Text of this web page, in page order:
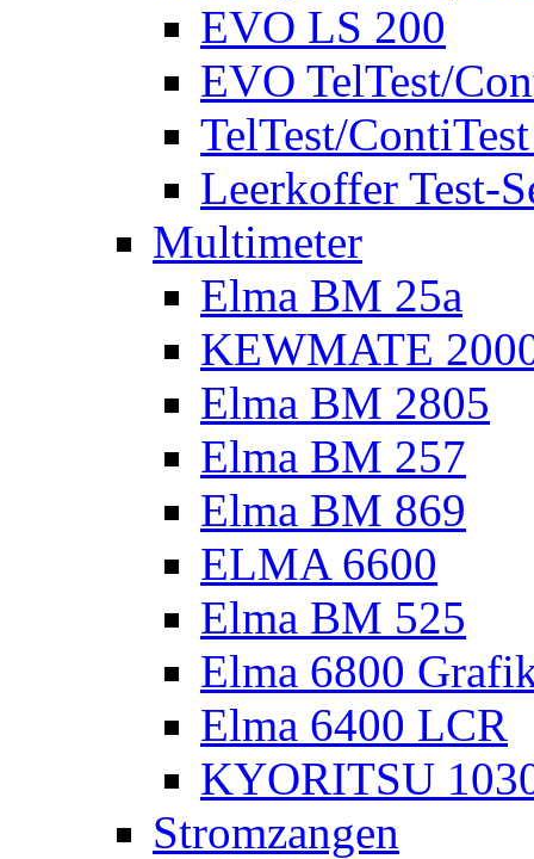
EVO LS 200
EVO TelTest/
TelTest/
Leerkoffer Test-
Multimeter
Elma BM 25a
KEWMATE
Elma BM 2805
Elma BM 257
Elma BM 869
ELMA 6600
Elma BM 525
Elma 6800
Elma 6400 LCR
KYORITSU
Stromzangen